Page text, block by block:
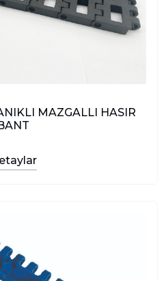
MAZGALLI HASIR